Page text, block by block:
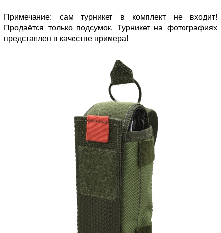
Примечание: сам турникет в комплект не входит!
Продаётся только подсумок. Турникет на фотографиях
представлен в качестве примера!